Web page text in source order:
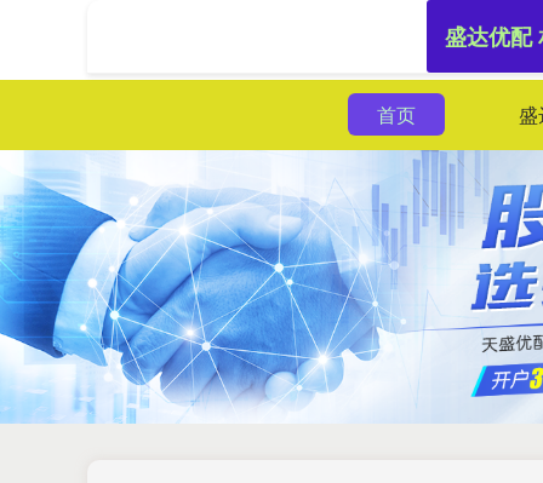
首页
盛达优配